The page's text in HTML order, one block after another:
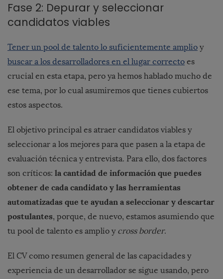
Fase 2: Depurar y seleccionar
candidatos viables
Tener un pool de talento lo suficientemente amplio y
buscar a los desarrolladores en el lugar correcto es
crucial en esta etapa, pero ya hemos hablado mucho de
ese tema, por lo cual asumiremos que tienes cubiertos
estos aspectos.
El objetivo principal es atraer candidatos viables y
seleccionar a los mejores para que pasen a la etapa de
evaluación técnica y entrevista. Para ello, dos factores
son críticos: la cantidad de información que puedes
obtener de cada candidato y las herramientas
automatizadas que te ayudan a seleccionar y descartar
postulantes, porque, de nuevo, estamos asumiendo que
tu pool de talento es amplio y cross border.
El CV como resumen general de las capacidades y
experiencia de un desarrollador se sigue usando, pero